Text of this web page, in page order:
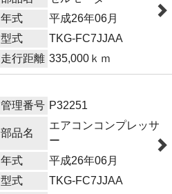
年式
平成26年06月
型式
TKG-FC7JJAA
走行距離 335,000ｋｍ
管理番号 P32251
部品名
エアコンコンプレッサ
ー
年式
平成26年06月
型式
TKG-FC7JJAA